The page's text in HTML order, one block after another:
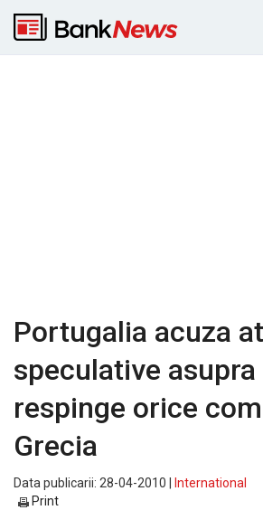
Portugalia acuza
speculative asupra
respinge orice
Grecia
Data publicarii: 28-04-2010 |
International
Print